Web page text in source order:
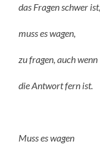
das Fragen schwer ist,
muss es wagen,
zu fragen, auch wenn
die Antwort fern ist.
Muss es wagen